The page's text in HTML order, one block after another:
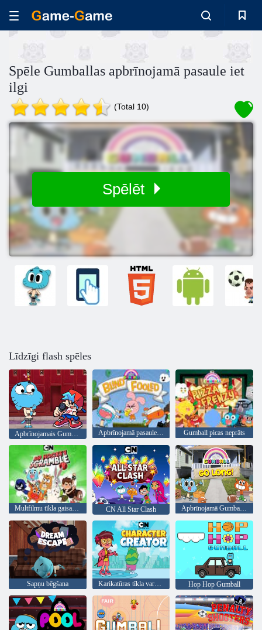
Spēle Gumballas apbrīnojamā pasaule iet
ilgi
(Total 10)
Spēlēt
Līdzīgi flash spēles
Apbrīnojamais Gumball fans Apbrīnojamā pasaule Gumball Blind Fooled Gumball picas neprāts
Multfilmu tīkla gaisa hokeja motokross CN All Star Clash Apbrīnojamā Gumball pasaule Go Long!
Sapņu bēgšana Karikatūras tīkla varoņu veidotājs Hop Hop Gumball